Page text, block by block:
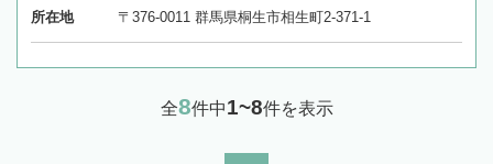
所在地 〒376-0011 群馬県桐生市相生町2-371-1
全8件中1~8件を表示